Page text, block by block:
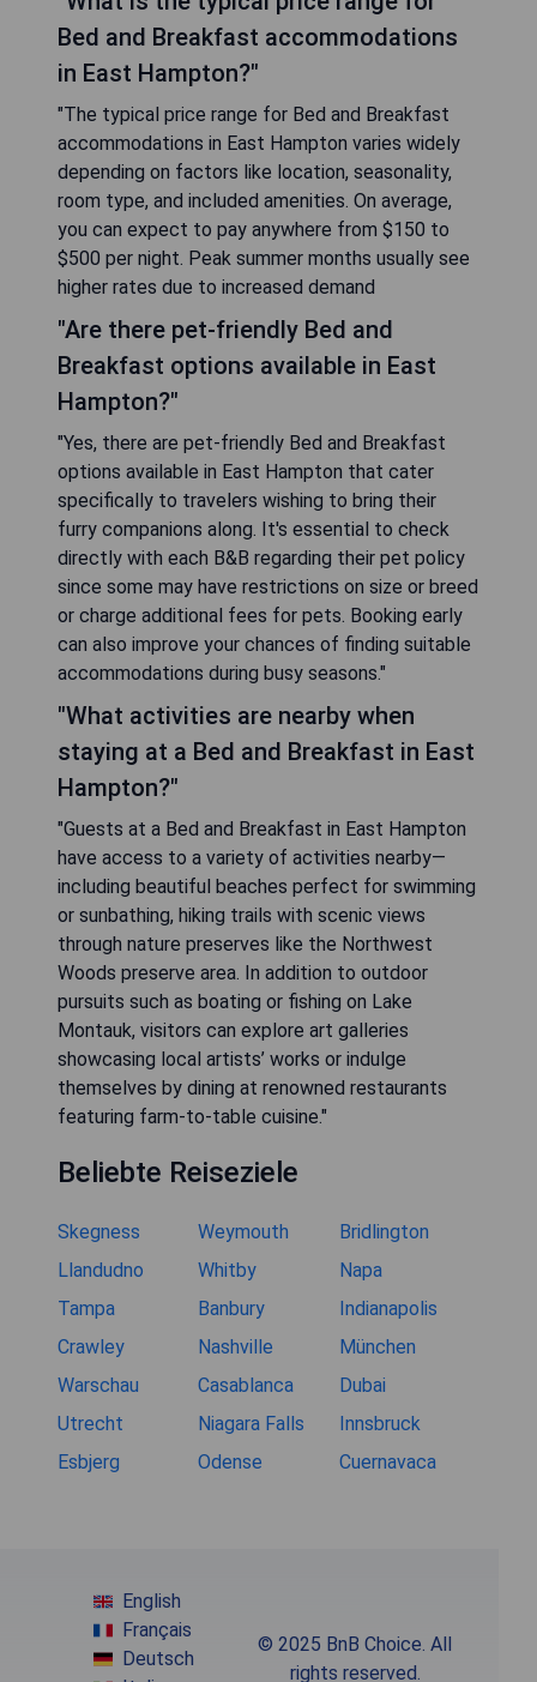
Bed and Breakfast accommodations
in East Hampton?"
"The typical price range for Bed and Breakfast
accommodations in East Hampton varies widely
depending on factors like location, seasonality,
room type, and included amenities. On average,
you can expect to pay anywhere from $150 to
$500 per night. Peak summer months usually see
higher rates due to increased demand
"Are there pet-friendly Bed and
Breakfast options available in East
Hampton?"
"Yes, there are pet-friendly Bed and Breakfast
options available in East Hampton that cater
specifically to travelers wishing to bring their
furry companions along. It's essential to check
directly with each B&B regarding their pet policy
since some may have restrictions on size or breed
or charge additional fees for pets. Booking early
can also improve your chances of finding suitable
accommodations during busy seasons."
"What activities are nearby when
staying at a Bed and Breakfast in East
Hampton?"
"Guests at a Bed and Breakfast in East Hampton
have access to a variety of activities nearby—
including beautiful beaches perfect for swimming
or sunbathing, hiking trails with scenic views
through nature preserves like the Northwest
Woods preserve area. In addition to outdoor
pursuits such as boating or fishing on Lake
Montauk, visitors can explore art galleries
showcasing local artists’ works or indulge
themselves by dining at renowned restaurants
featuring farm-to-table cuisine."
Beliebte Reiseziele
Skegness Weymouth
Bridlington
Llandudno
Whitby
Napa
Tampa
Banbury
Indianapolis
Crawley
Nashville
München
Warschau
Casablanca
Dubai
Utrecht
Niagara Falls
Innsbruck
Esbjerg
Odense Cuernavaca
English
Français
Deutsch
© 2025 BnB Choice. All
rights reserved.